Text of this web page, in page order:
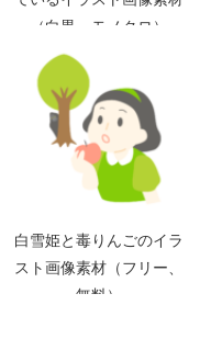
（白黒、モノクロ）
白雪姫と毒りんごのイラ
スト画像素材（フリー、
無料）